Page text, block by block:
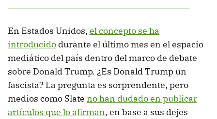
En Estados Unidos, el concepto se ha
introducido durante el último mes en el espacio
mediático del país dentro del marco de debate
sobre Donald Trump. ¿Es Donald Trump un
fascista? La pregunta es sorprendente, pero
medios como Slate no han dudado en publicar
artículos que lo afirman, en base a sus dejes